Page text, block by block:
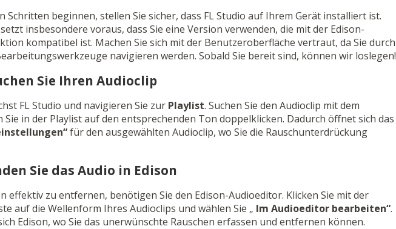
Schritten beginnen, stellen Sie sicher, dass FL Studio auf Ihrem Gerät installiert ist.
insbesondere voraus, dass Sie eine Version verwenden, die mit der Edison-
kompatibel ist. Machen Sie sich mit der Benutzeroberfläche vertraut, da Sie durch
navigieren werden. Sobald Sie bereit sind, können wir loslegen!
Sie Ihren Audioclip
FL Studio und navigieren Sie zur Playlist. Suchen Sie den Audioclip mit dem
Sie in der Playlist auf den entsprechenden Ton doppelklicken. Dadurch öffnet sich das
für den ausgewählten Audioclip, wo Sie die Rauschunterdrückung
Sie das Audio in Edison
effektiv zu entfernen, benötigen Sie den Edison-Audioeditor. Klicken Sie mit der
auf die Wellenform Ihres Audioclips und wählen Sie „ Im Audioeditor bearbeiten“.
Edison, wo Sie das unerwünschte Rauschen erfassen und entfernen können.